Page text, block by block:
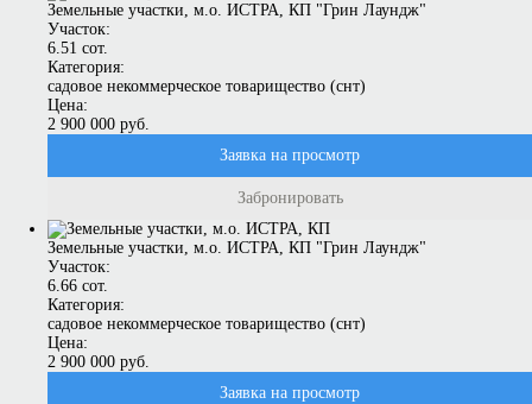
Земельные участки, м.о. ИСТРА, КП "Грин Лаундж"
Участок:
6.51 сот.
Категория:
садовое некоммерческое товарищество (снт)
Цена:
2 900 000 руб.
Заявка на просмотр
Забронировать
Земельные участки, м.о. ИСТРА, КП "Грин Лаундж"
Участок:
6.66 сот.
Категория:
садовое некоммерческое товарищество (снт)
Цена:
2 900 000 руб.
Заявка на просмотр